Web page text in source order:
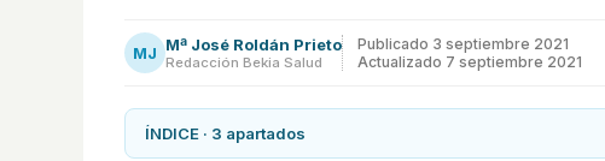
MJ Mª José Roldán Prieto
Redacción Bekia Salud
Publicado 3 septiembre 2021
Actualizado 7 septiembre 2021
ÍNDICE · 3 apartados